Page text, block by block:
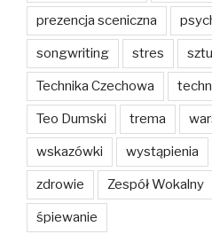
prezencja sceniczna
songwriting stres
Technika Czechowa
Teo Dumski trema
wskazówki wystąpienia
zdrowie Zespół Wokalny
śpiewanie